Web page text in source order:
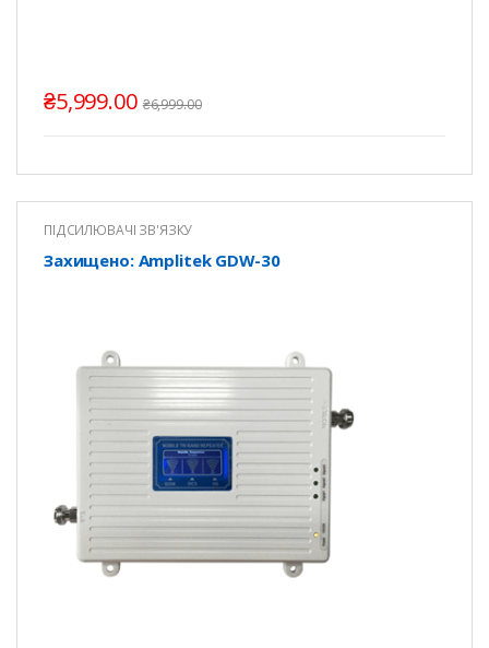
₴5,999.00 ₴6,999.00
ПІДСИЛЮВАЧІ ЗВ'ЯЗКУ
Захищено: Amplitek GDW-30